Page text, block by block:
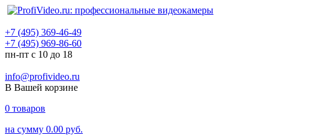
+7 (495) 369-46-49
+7 (495) 969-86-60
пн-пт с 10 до 18
info@profivideo.ru
В Вашей корзине
0 товаров
на сумму 0.00 руб.